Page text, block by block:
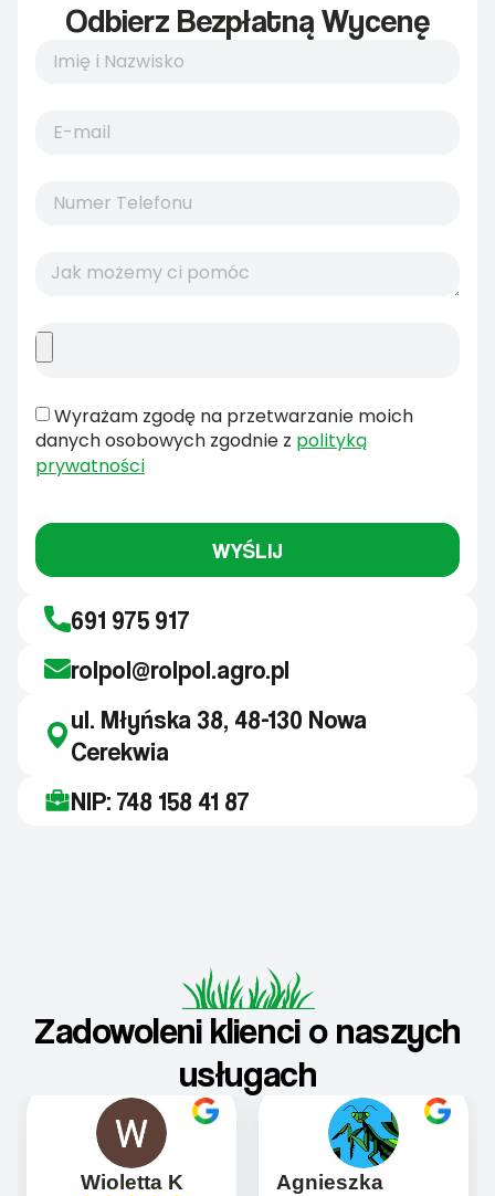
Odbierz Bezpłatną Wycenę
Wyrażam zgodę na przetwarzanie moich
danych osobowych zgodnie z polityką
prywatności
WYŚLIJ
691 975 917
rolpol@rolpol.agro.pl
ul. Młyńska 38, 48-130 Nowa
Cerekwia
NIP: 748 158 41 87
Zadowoleni klienci o naszych
usługach
Wioletta K
Agnieszka